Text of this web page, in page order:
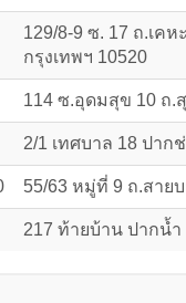
129/8-9 ซ. 17 ถ.เค
กรุงเทพฯ 10520
114 ซ.อุดมสุข 10 ถ.
2/1 เทศบาล 18 ปาก
55/63 หมู่ที่ 9 ถ.สาย
217 ท้ายบ้าน ปากน้ำ